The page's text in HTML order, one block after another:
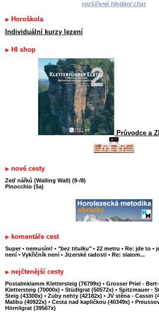
rozšířené hledání chat
Horoškola
Individuální kurzy lezení
HI shop
Průvodce a
nové cesty
Zeď nářků (Walling Wall) (8-/8)
Pinocchio (5a)
komentáře cest
Super • nemusím! • "bez titulku" • 22 metru • Re: jde to •
není • Vykřičník není • Jizerské radosti • Re: slalom...
nejčtenější cesty
Postalmklamm Klettersteig (76799x) • Grosser Priel -
Klettersteig (70000x) • Stüdlgrat (50572x) • Spitzmauer -
Steig (43300x) • Zuby nehty (42182x) • JV stěna - Cassin
Malibu (40922x) • Cesta nad kapličkou (40349x) •
Hörnligrat (39567x)